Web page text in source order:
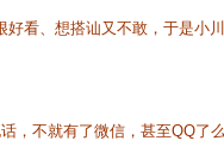
看、想搭讪又不敢，于是小
，不就有了微信，甚至QQ了